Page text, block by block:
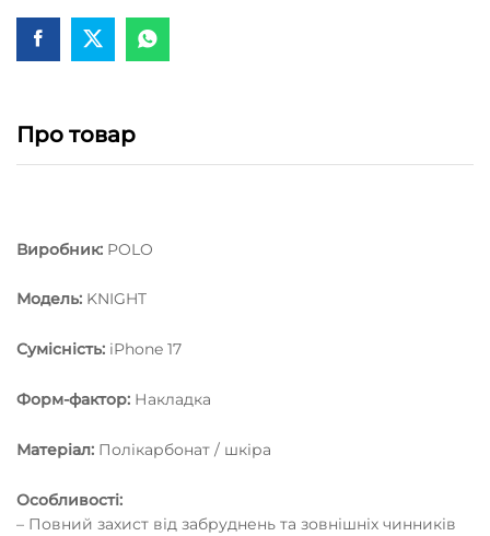
Про товар
Виробник: POLO
Модель: KNIGHT
Сумісність: iPhone 17
Форм-фактор: Накладка
Матеріал: Полікарбонат / шкіра
Особливості:
– Повний захист від забруднень та зовнішніх чинників